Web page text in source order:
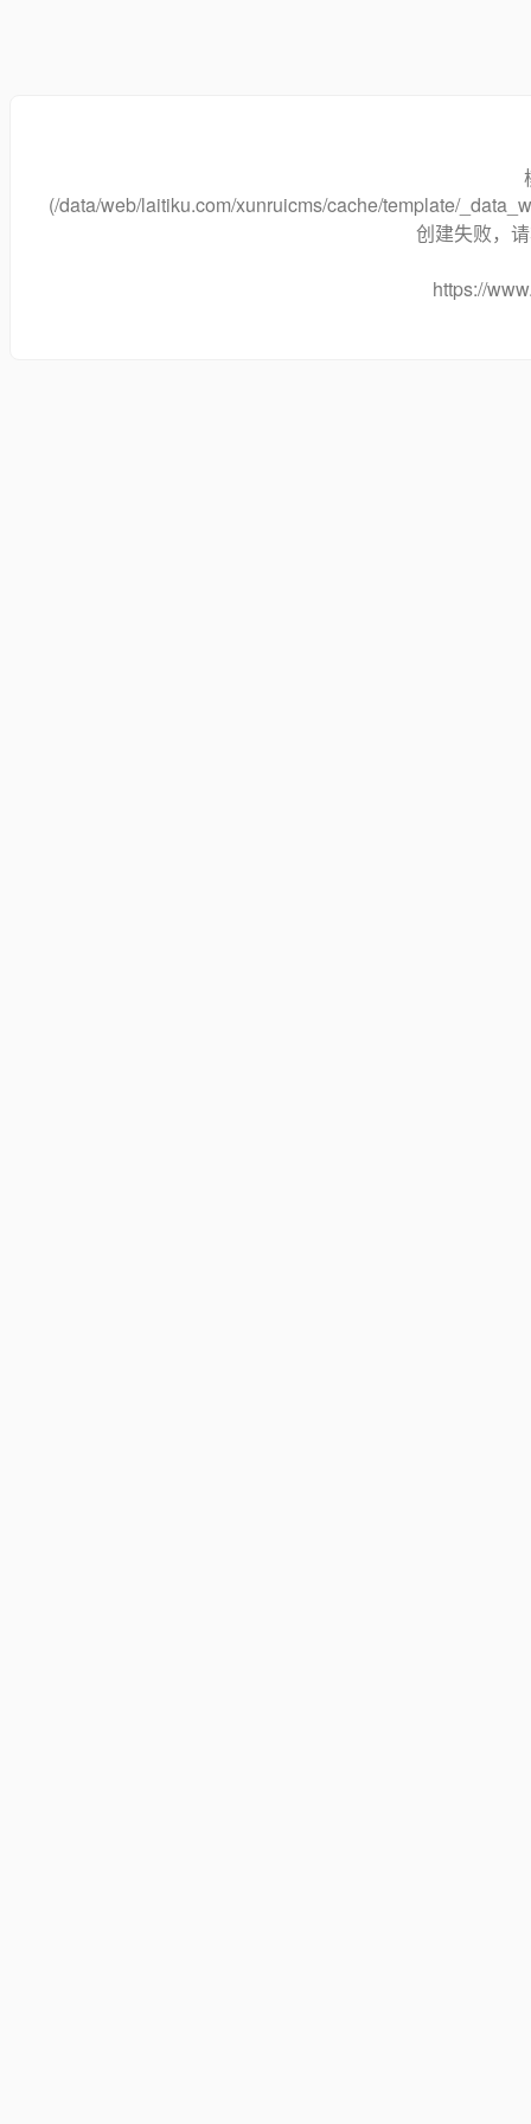
(/data/web/laitiku.com/xunruicms/cache/template/
创建失败，
https://